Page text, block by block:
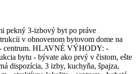
pekný 3-izbový byt po práve
v obnovenom bytovom dome na
centrum. HLAVNÉ VÝHODY: -
bytu - bývate ako prvý v čistom, ešte
dispozícia, 3 izby, kuchyňa, špajza,